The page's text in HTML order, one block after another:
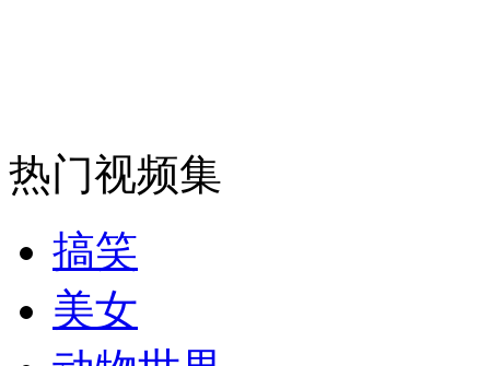
司机酒驾遇交警 急速倒车逃窜
热门视频集
搞笑
美女